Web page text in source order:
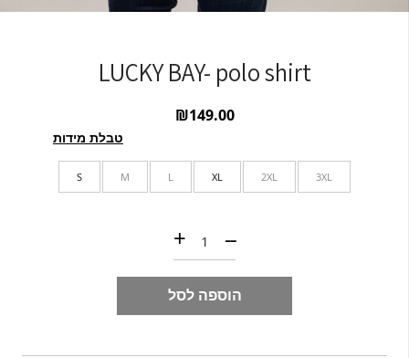
LUCKY BAY- polo shirt
₪149.00
טבלת מידות
3XL
2XL
XL
L
M
S
כמות של LUCKY BAY- polo shirt --
+
הוספה לסל